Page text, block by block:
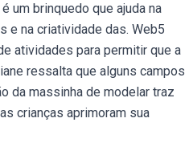
um brinquedo que ajuda na
e na criatividade das. Web5
atividades para permitir que a
ressalta que alguns campos
da massinha de modelar traz
crianças aprimoram sua